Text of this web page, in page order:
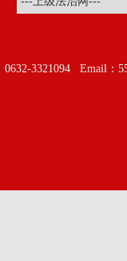
0632-3321094 Email